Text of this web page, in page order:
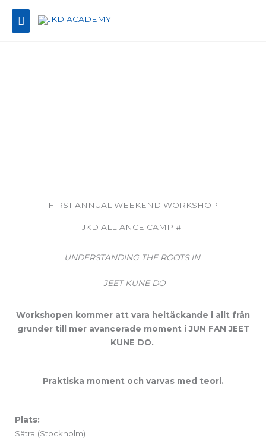
innehåll
Huvudmeny
FIRST ANNUAL WEEKEND WORKSHOP
JKD ALLIANCE CAMP #1
UNDERSTANDING THE ROOTS IN
JEET KUNE DO
Workshopen kommer att vara heltäckande i allt från
grunder till mer avancerade moment i JUN FAN JEET
KUNE DO.
Praktiska moment och varvas med teori.
Plats:
Sätra (Stockholm)